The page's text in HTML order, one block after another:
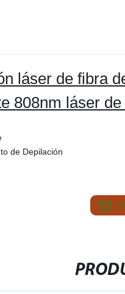
láser de fibra
808nm láser
de Depilación